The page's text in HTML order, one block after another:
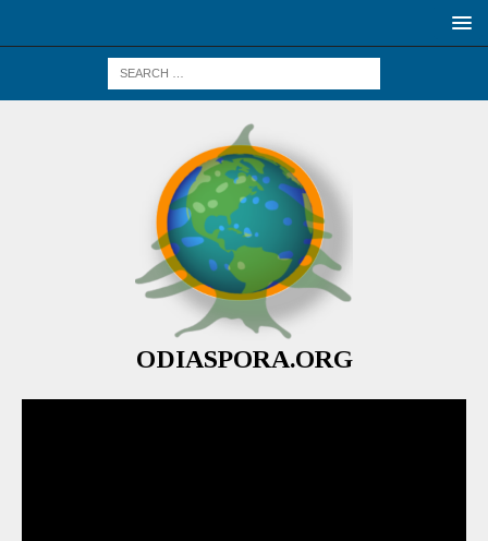
ODIASPORA.ORG